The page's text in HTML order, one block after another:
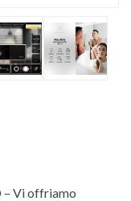
– Vi offriamo